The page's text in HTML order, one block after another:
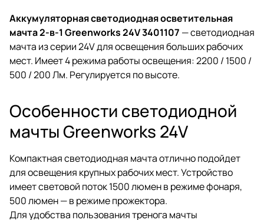
Аккумуляторная светодиодная осветительная
мачта 2-в-1 Greenworks 24V 3401107 — светодиодная
мачта из серии 24V для освещения больших рабочих
мест. Имеет 4 режима работы освещения: 2200 / 1500 /
500 / 200 Лм. Регулируется по высоте.
Особенности светодиодной
мачты Greenworks 24V
Компактная светодиодная мачта отлично подойдет
для освещения крупных рабочих мест. Устройство
имеет световой поток 1500 люмен в режиме фонаря,
500 люмен — в режиме прожектора.
Для удобства пользования тренога мачты